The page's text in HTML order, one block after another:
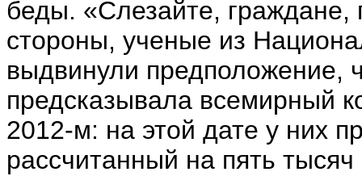
беды. «Слезайте, граждане,
стороны, ученые из
выдвинули предположение,
предсказывала всемирный
2012-м: на этой дате у них
рассчитанный на пять тысяч